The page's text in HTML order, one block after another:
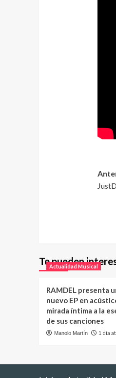
Te pueden
Actualidad Musical
RAMDEL presenta
nuevo EP en
mirada íntima a la
de sus canciones
Manolo Martín 1 día